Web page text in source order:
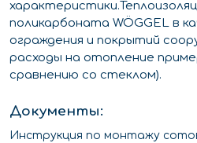
поликарбоната WÖGGEL в
ограждения и покрытий
расходы на отопление
сравнению со стеклом).
Документы:
Инструкция по монтажу